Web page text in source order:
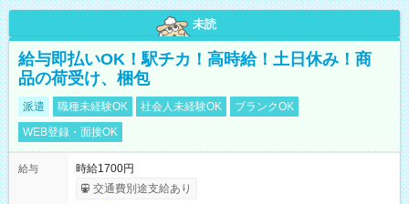
未読
給与即払いOK！駅チカ！高時給！土日休み！商
品の荷受け、梱包
派遣 職種未経験OK 社会人未経験OK
ブランクOK
WEB登録・面接OK
給与
時給1700円
交通費別途支給あり